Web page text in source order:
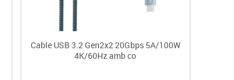
Cable USB 3.2 Gen2x2 20Gbps 5A/100W
4K/60Hz amb co